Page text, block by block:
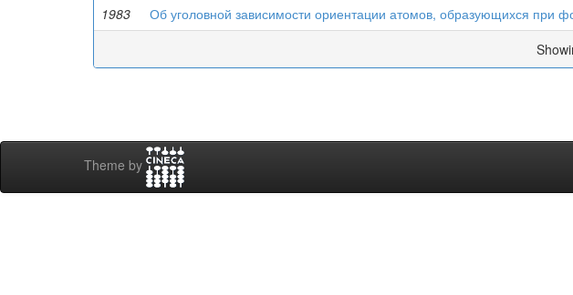
1983 Об уголовной зависимости ориентации атомов, образующихся при
Theme by